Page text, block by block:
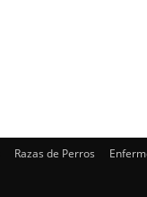
Razas de Perros